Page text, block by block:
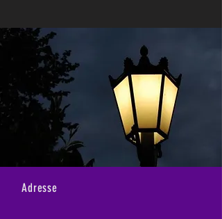
Adresse